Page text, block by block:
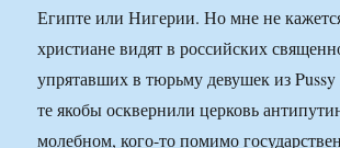
Египте или Нигерии. Но мне не
христиане видят в российских
упрятавших в тюрьму девушек из Pussy
те якобы осквернили церковь
молебном, кого-то помимо